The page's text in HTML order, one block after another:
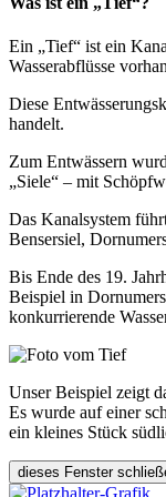
Ein „Tief“ ist ein
Wasserabflüsse
Diese
handelt.
Zum Entwässern
„Siele“ – mit
Das Kanalsystem
Bensersiel,
Bis Ende des 19.
Beispiel in
konkurrierende
Unser Beispiel zeigt
Es wurde auf einer
ein kleines Stück
dieses Fenster